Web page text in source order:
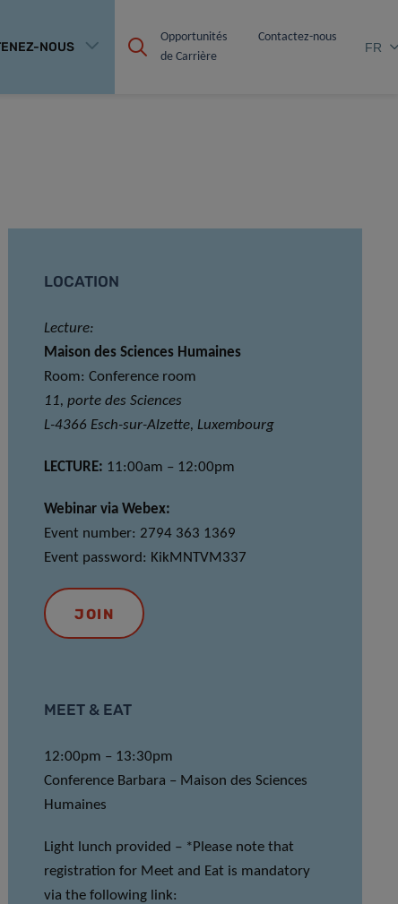
NOUS
Opportunités
de Carrière
Contactez-nous
FR
LOCATION
Lecture:
Maison des Sciences Humaines
Room: Conference room
11, porte des Sciences
L-4366 Esch-sur-Alzette, Luxembourg
LECTURE: 11:00am – 12:00pm
Webinar via Webex:
Event number: 2794 363 1369
Event password: KikMNTVM337
JOIN
MEET & EAT
12:00pm – 13:30pm
Conference Barbara – Maison des Sciences
Humaines
Light lunch provided – *Please note that
registration for Meet and Eat is mandatory
via the following link: